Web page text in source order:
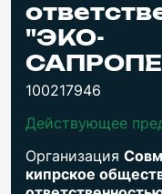
"ЭКО-
100217946
Действующее
Организация
кипрское